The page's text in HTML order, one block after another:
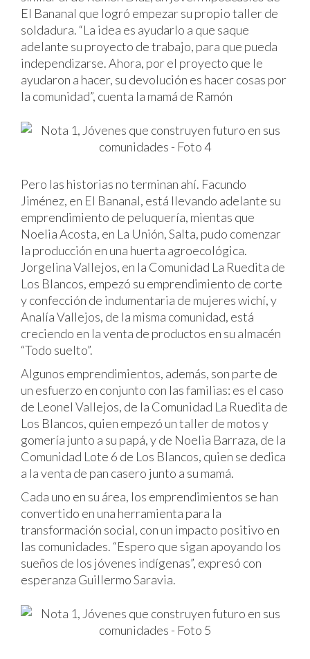
El Bananal que logró empezar su propio taller de
soldadura. “La idea es ayudarlo a que saque
adelante su proyecto de trabajo, para que pueda
independizarse. Ahora, por el proyecto que le
ayudaron a hacer, su devolución es hacer cosas por
la comunidad”, cuenta la mamá de Ramón
Pero las historias no terminan ahí. Facundo
Jiménez, en El Bananal, está llevando adelante su
emprendimiento de peluquería, mientas que
Noelia Acosta, en La Unión, Salta, pudo comenzar
la producción en una huerta agroecológica.
Jorgelina Vallejos, en la Comunidad La Ruedita de
Los Blancos, empezó su emprendimiento de corte
y confección de indumentaria de mujeres wichí, y
Analía Vallejos, de la misma comunidad, está
creciendo en la venta de productos en su almacén
“Todo suelto”.
Algunos emprendimientos, además, son parte de
un esfuerzo en conjunto con las familias: es el caso
de Leonel Vallejos, de la Comunidad La Ruedita de
Los Blancos, quien empezó un taller de motos y
gomería junto a su papá, y de Noelia Barraza, de la
Comunidad Lote 6 de Los Blancos, quien se dedica
a la venta de pan casero junto a su mamá.
Cada uno en su área, los emprendimientos se han
convertido en una herramienta para la
transformación social, con un impacto positivo en
las comunidades. “Espero que sigan apoyando los
sueños de los jóvenes indígenas”, expresó con
esperanza Guillermo Saravia.